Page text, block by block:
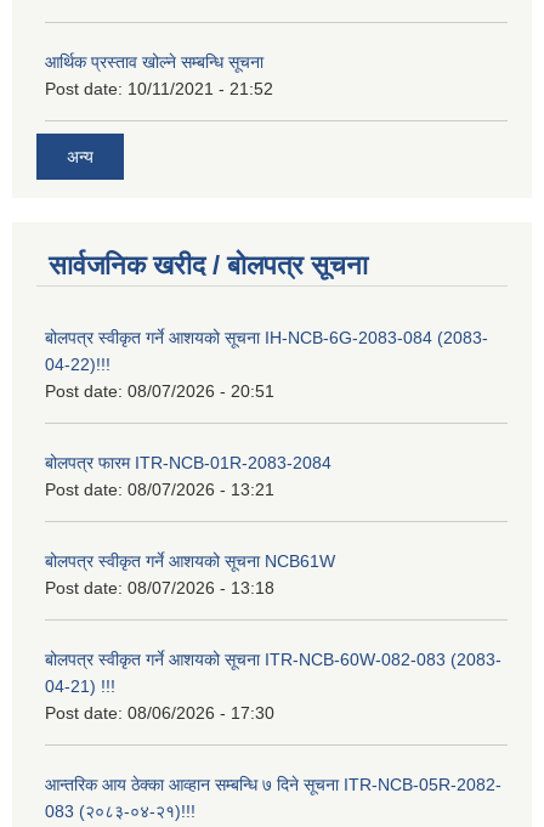
आर्थिक प्रस्ताव खोल्ने सम्बन्धि सूचना
Post date: 10/11/2021 - 21:52
अन्य
सार्वजनिक खरीद / बोलपत्र सूचना
बोलपत्र स्वीकृत गर्ने आशयको सूचना IH-NCB-6G-2083-084 (2083-
04-22)!!!
Post date: 08/07/2026 - 20:51
बोलपत्र फारम ITR-NCB-01R-2083-2084
Post date: 08/07/2026 - 13:21
बोलपत्र स्वीकृत गर्ने आशयको सूचना NCB61W
Post date: 08/07/2026 - 13:18
बोलपत्र स्वीकृत गर्ने आशयको सूचना ITR-NCB-60W-082-083 (2083-
04-21) !!!
Post date: 08/06/2026 - 17:30
आन्तरिक आय ठेक्का आव्हान सम्बन्धि ७ दिने सूचना ITR-NCB-05R-2082-
083 (२०८३-०४-२१)!!!